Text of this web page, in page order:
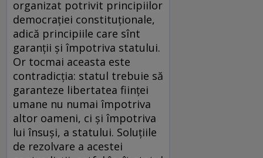
organizat potrivit principiilor
democrației constituționale,
adică principiile care sînt
garanții și împotriva statului.
Or tocmai aceasta este
contradicția: statul trebuie să
garanteze libertatea ființei
umane nu numai împotriva
altor oameni, ci și împotriva
lui însuși, a statului. Soluțiile
de rezolvare a acestei